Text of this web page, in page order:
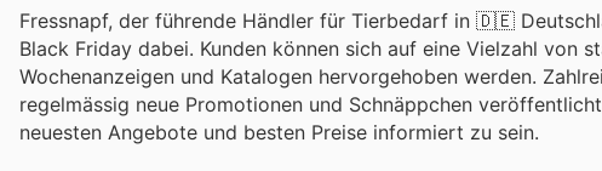
Fressnapf, der führende Händler für Tierbedarf in 🇩🇪
Black Friday dabei. Kunden können sich auf eine Vielzahl von
Wochenanzeigen und Katalogen hervorgehoben werden.
regelmässig neue Promotionen und Schnäppchen
neuesten Angebote und besten Preise informiert zu sein.